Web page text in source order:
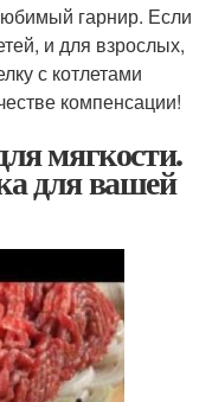
гарнир. Если
и для взрослых,
с котлетами
компенсации!
мягкости.
для вашей